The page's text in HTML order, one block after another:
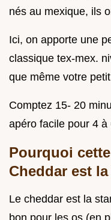
nés au mexique, ils
Ici, on apporte une
classique tex-mex.
que même votre
Comptez 15- 20
apéro facile pour 4 à
Pourquoi
Cheddar est
Le cheddar est la